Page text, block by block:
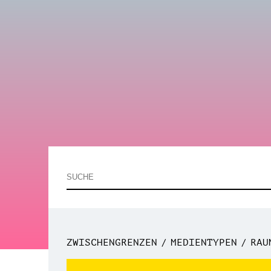
ZWISCHENGRENZEN MEDIENTYPEN